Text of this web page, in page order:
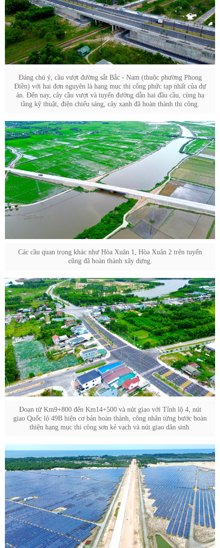
Đáng chú ý, cầu vượt đường sắt Bắc - Nam (thuộc phường Phong
Điền) với hai đơn nguyên là hạng mục thi công phức tạp nhất của dự
án. Đến nay, cây cầu vượt và tuyến đường dẫn hai đầu cầu, cùng hạ
tầng kỹ thuật, điện chiếu sáng, cây xanh đã hoàn thành thi công.
Các cầu quan trọng khác như Hòa Xuân 1, Hòa Xuân 2 trên tuyến
cũng đã hoàn thành xây dựng.
Đoạn từ Km9+800 đến Km14+500 và nút giao với Tỉnh lộ 4, nút
giao Quốc lộ 49B hiện cơ bản hoàn thành, công nhân từng bước hoàn
thiện hạng mục thi công sơn kẻ vạch và nút giao dân sinh.